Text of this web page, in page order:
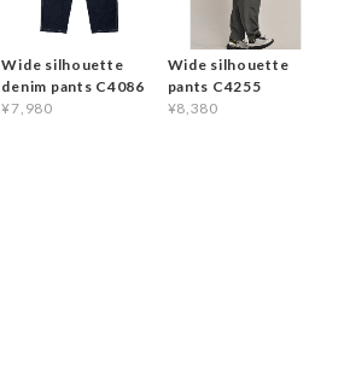
Wide silhouette
denim pants C4086
¥7,980
Wide silhouette
pants C4255
¥8,380